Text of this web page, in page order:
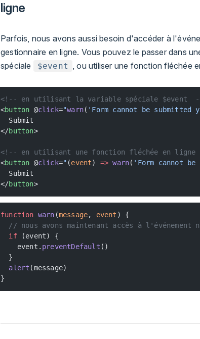
ligne
Parfois, nous avons aussi besoin d'accéder à
gestionnaire en ligne. Vous pouvez le passer dans
spéciale
$event , ou utiliser une fonction fléchée
<!-- en utilisant la variable spéciale $event
<button @click="warn( 'Form cannot be submitted
  Submit
</button>
<!-- en utilisant une fonction fléchée en ligne
<button @click=" (event) => warn( 'Form cannot
  Submit
</button>
function warn (message, event ) {
// nous avons maintenant accès à l'événement
  if
(event) {
    event.
preventDefault ()
  }
  alert
(message)
}